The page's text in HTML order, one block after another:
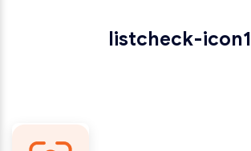
listcheck-icon1